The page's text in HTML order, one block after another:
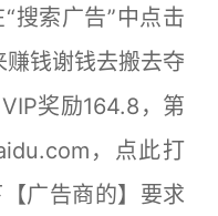
搜索广告”中点击
赚钱谢钱去搬去夺
奖励164.8，第
，点此打
广告商的】要求